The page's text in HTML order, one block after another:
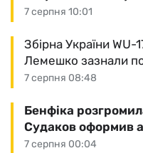
7 серпня 10:01
7 серпня 08:48
Збірна України WU-
Лемешко зазнали
7 серпня 00:04
Бенфіка
Судаков оформив